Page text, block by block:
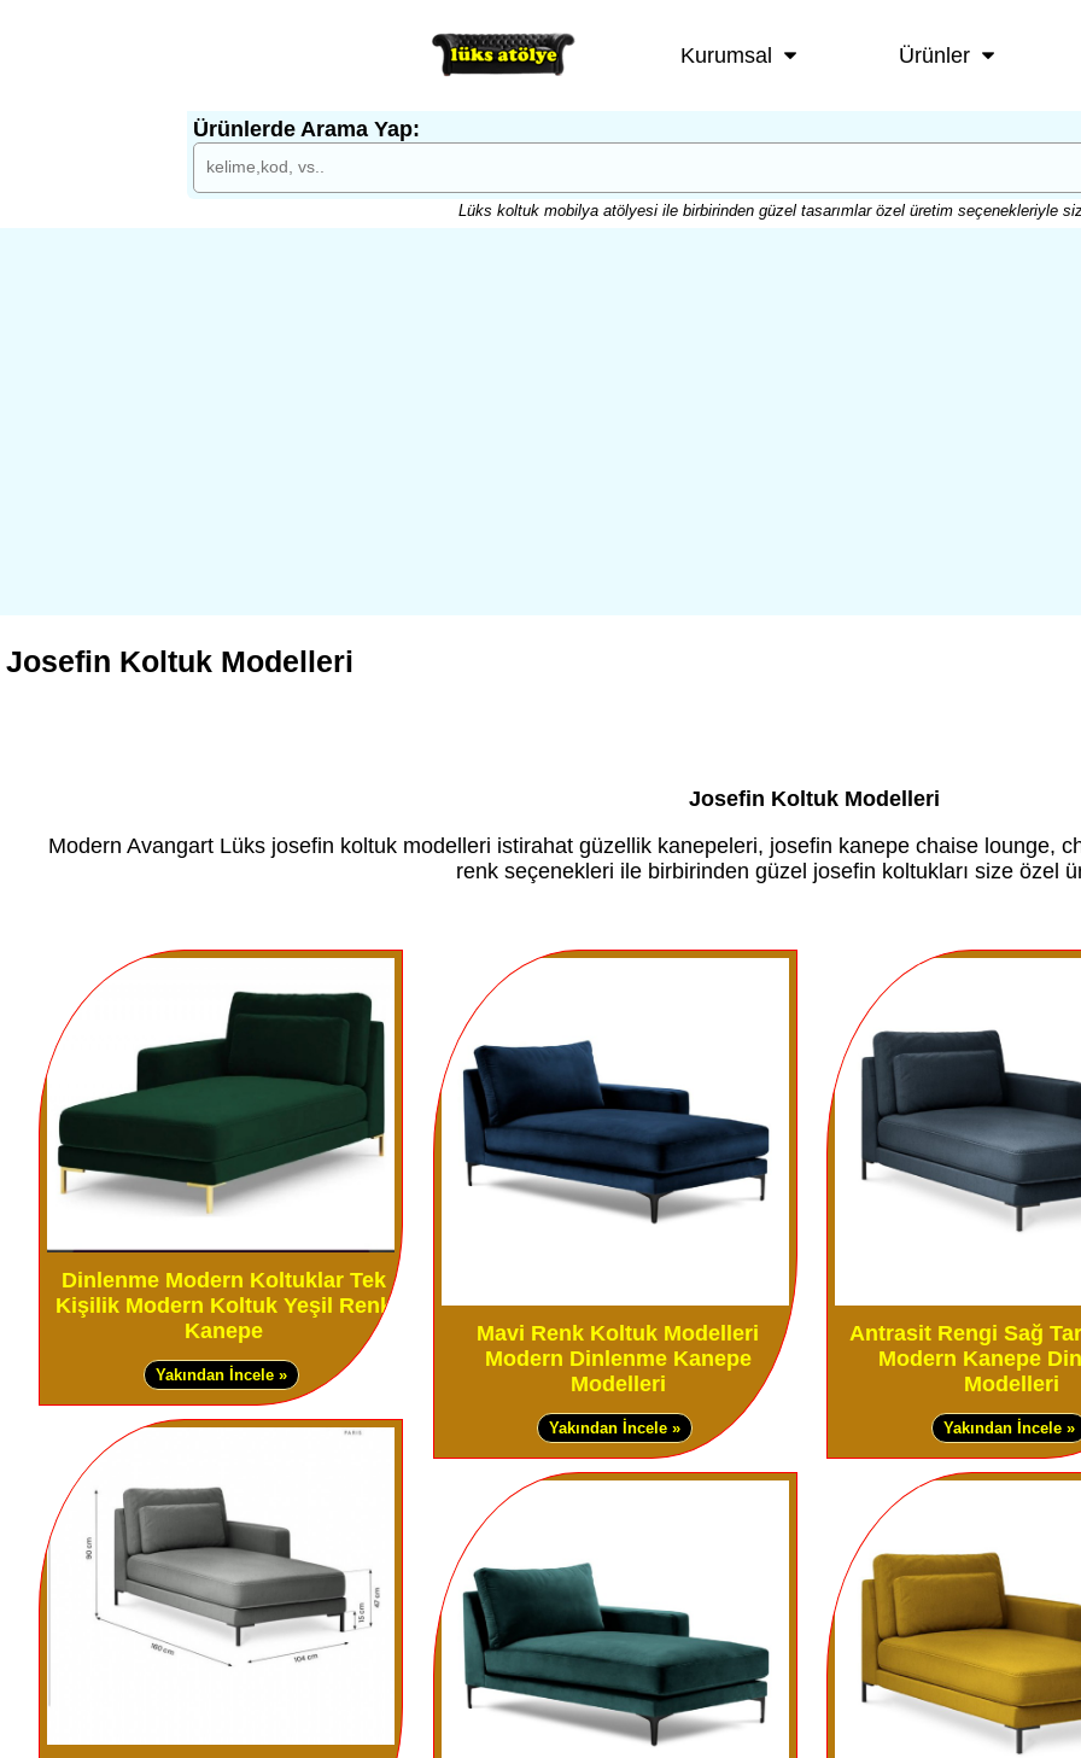
Kurumsal Ürünler
Ürünlerde Arama Yap:
Lüks koltuk mobilya atölyesi ile birbirinden güzel tasarımlar özel üretim seçenekleriyle
Josefin Koltuk Modelleri
Josefin Koltuk Modelleri
Modern Avangart Lüks josefin koltuk modelleri istirahat güzellik kanepeleri, josefin kanepe chaise lounge,
renk seçenekleri ile birbirinden güzel josefin koltukları size özel
Dinlenme Modern Koltuklar Tek
Kişilik Modern Koltuk Yeşil Renk
Kanepe
Yakından İncele »
Mavi Renk Koltuk Modelleri
Modern Dinlenme Kanepe
Modelleri
Yakından İncele »
Antrasit Rengi Sağ
Modern Kanepe
Modelleri
Yakından İncele »